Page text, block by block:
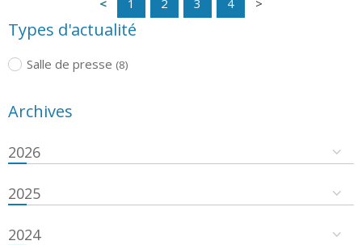
1 2 3 4
Types d'actualité
Salle de presse (8)
Archives
2026
2025
2024